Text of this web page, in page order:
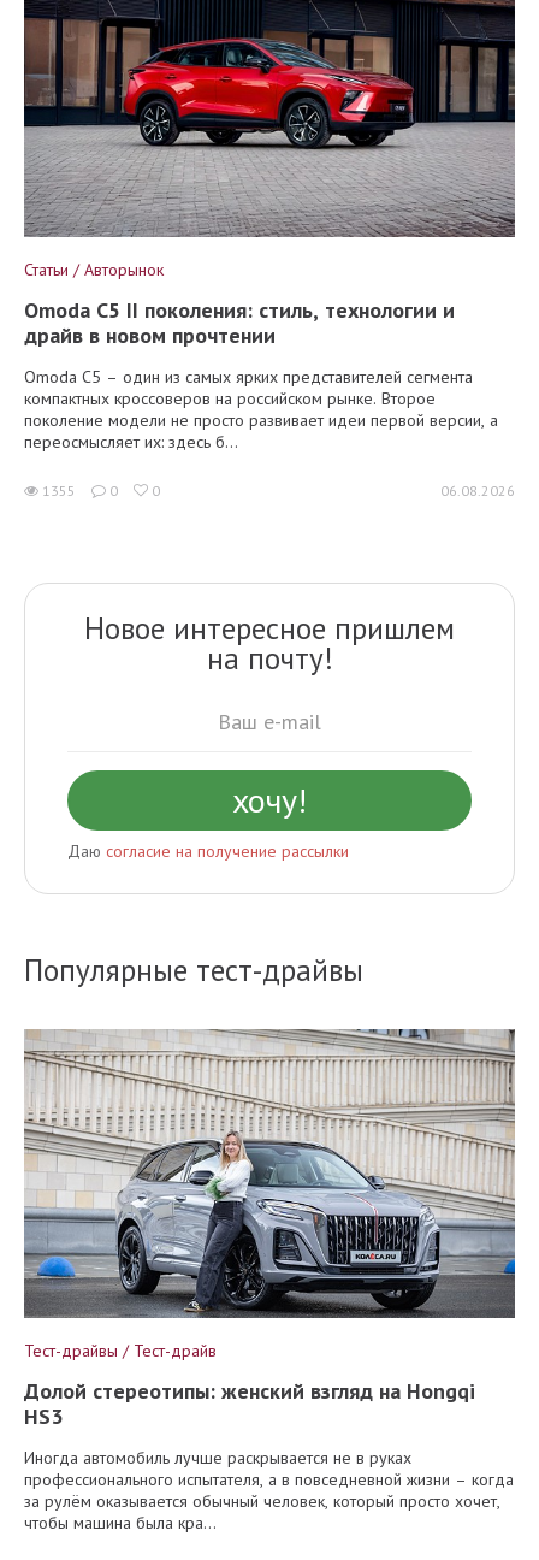
Статьи / Авторынок
Omoda C5 II поколения: стиль, технологии и
драйв в новом прочтении
Omoda C5 – один из самых ярких представителей сегмента
компактных кроссоверов на российском рынке. Второе
поколение модели не просто развивает идеи первой версии, а
переосмысляет их: здесь б...
1355 0 0 06.08.2026
Новое интересное пришлем
на почту!
Даю согласие на получение рассылки
Популярные тест-драйвы
Тест-драйвы / Тест-драйв
Долой стереотипы: женский взгляд на Hongqi
HS3
Иногда автомобиль лучше раскрывается не в руках
профессионального испытателя, а в повседневной жизни – когда
за рулём оказывается обычный человек, который просто хочет,
чтобы машина была кра...